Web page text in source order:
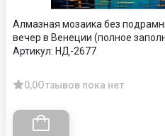
Алмазная мозаика без
вечер в Венеции (полное
Артикул: НД-2677
0,0Отзывов пока нет